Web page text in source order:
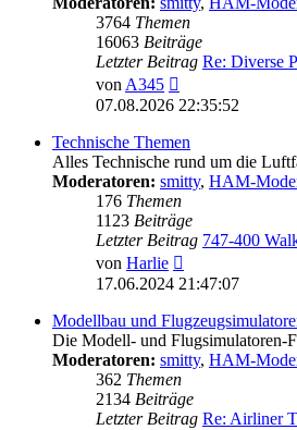
3764 Themen
16063 Beiträge
Letzter Beitrag Re: Diverse
vonA345
Beitrag
07.08.2026 22:35:52
Technische Themen
Alles Technische rund um die
Moderatoren: smitty, HAM-
176 Themen
1123 Beiträge
Letzter Beitrag 747-400
von Harlie
Beitrag
17.06.2024 21:47:07
Modellbau und
Die Modell- und Flugsimulatoren-
Moderatoren: smitty, HAM-
362 Themen
2134 Beiträge
Letzter Beitrag Re: Airliner